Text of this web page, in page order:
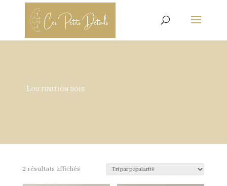
Lou finition bois
2 résultats affichésTrié